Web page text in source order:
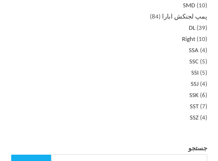
SMD
10
پمپ لجنکش ابارا
84
DL 39
Right
10
SSA 4
SSC
5
SSI
5
SSJ 4
SSK 6
SST 7
SSZ 4
جستجو